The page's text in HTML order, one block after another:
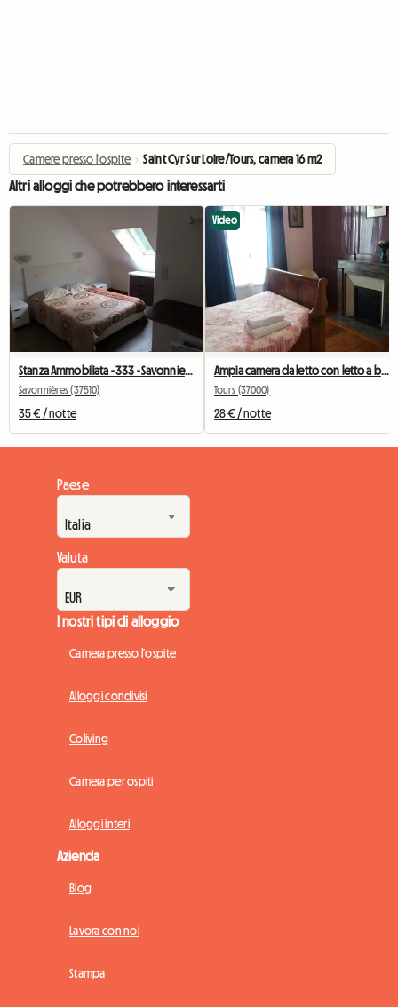
Camere presso l'ospite › Saint Cyr Sur Loire/Tours, camera 16 m2
Altri alloggi che potrebbero interessarti
Stanza Ammobiliata - 333 - Savonnieres - Auto Consigliata
Savonnières (37510)
35 € / notte
Video
Ampia camera da letto con letto a barca da 1,25 m e mobili preziosi
Tours (37000)
28 € / notte
Paese
Valuta
I nostri tipi di alloggio
Camera presso l'ospite
Alloggi condivisi
Coliving
Camera per ospiti
Alloggi interi
Azienda
Blog
Lavora con noi
Stampa